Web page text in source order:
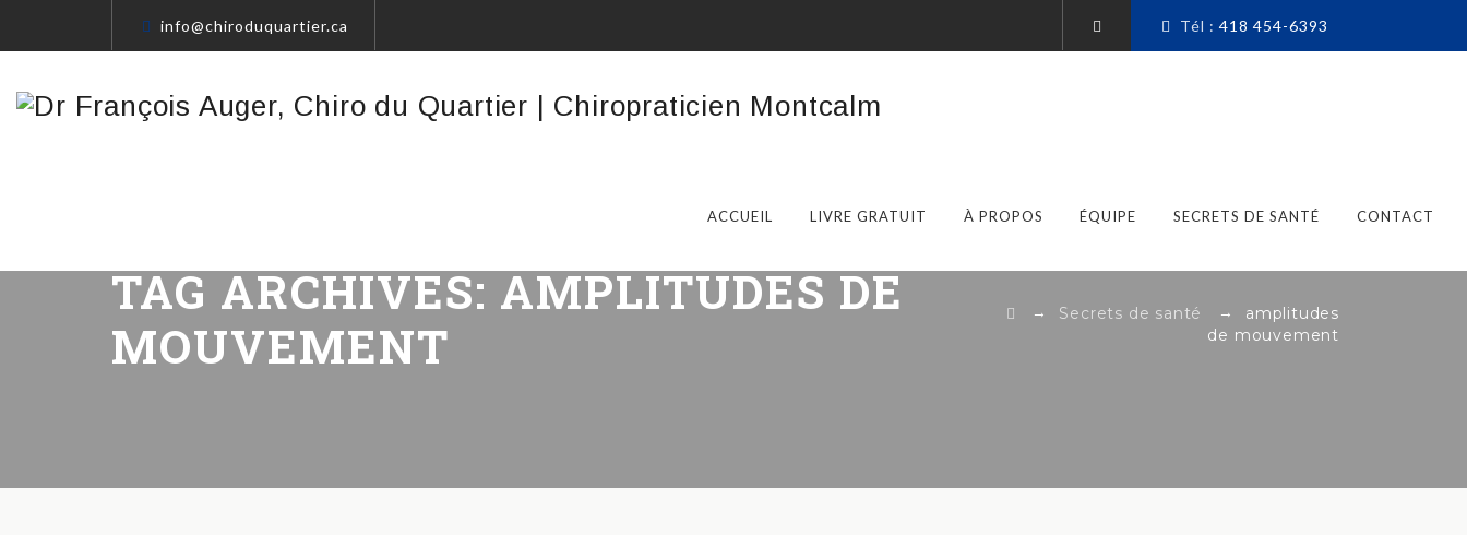
info@chiroduquartier.ca Tél : 418 454-6393
ACCUEIL LIVRE GRATUIT À PROPOS ÉQUIPE SECRETS DE SANTÉ CONTACT
TAG ARCHIVES:AMPLITUDES DE
MOUVEMENT
→ Secrets de santé →
amplitudes
de mouvement